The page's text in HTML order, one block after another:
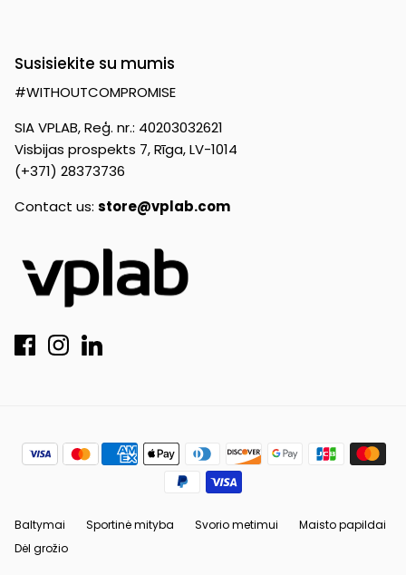
Susisiekite su mumis
#WITHOUTCOMPROMISE
SIA VPLAB, Reģ. nr.: 40203032621
Visbijas prospekts 7, Rīga, LV-1014
(+371) 28373736
Contact us: store@vplab.com
Baltymai Sportinė mityba Svorio metimui
Maisto papildai
Dėl grožio